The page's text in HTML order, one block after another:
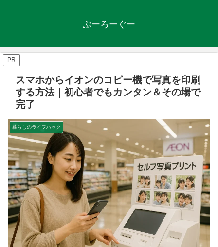
ぶーろーぐー
PR
スマホからイオンのコピー機で写真を印刷
する方法｜初心者でもカンタン＆その場で
完了
暮らしのライフハック